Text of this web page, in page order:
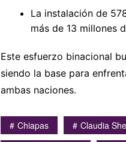
La instalación de
más de 13 millones
Este esfuerzo binacional
siendo la base para
ambas naciones.
Chiapas Claudia